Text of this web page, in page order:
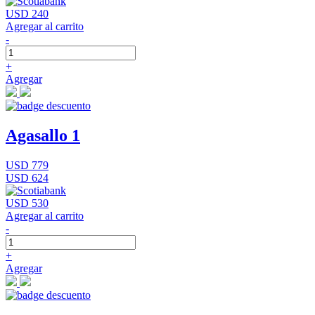
USD 240
Agregar al carrito
-
+
Agregar
Agasallo 1
USD 779
USD 624
USD 530
Agregar al carrito
-
+
Agregar